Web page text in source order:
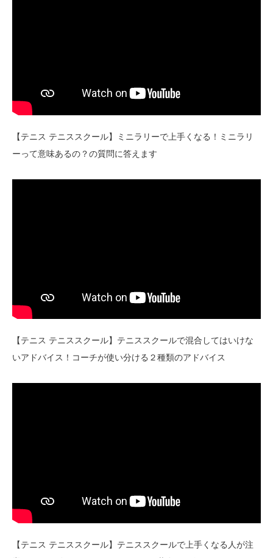
【テニス テニススクール】ミニラリーで上手くなる！ミニラリ
ーって意味あるの？の質問に答えます
【テニス テニススクール】テニススクールで混合してはいけな
いアドバイス！コーチが使い分ける２種類のアドバイス
【テニス テニススクール】テニススクールで上手くなる人が注